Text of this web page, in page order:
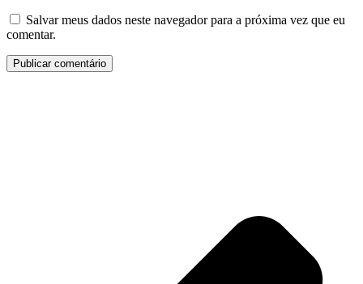
Salvar meus dados neste navegador para a próxima vez que eu
comentar.